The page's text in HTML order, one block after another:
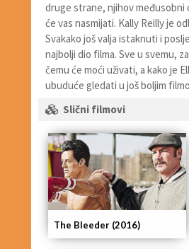
druge strane, njihov međusobni
će vas nasmijati. Kally Reilly je
Svakako još valja istaknuti i
najbolji dio filma. Sve u svemu,
čemu će moći uživati, a kako je
ubuduće gledati u još boljim
Slični filmovi
The Bleeder (2016)